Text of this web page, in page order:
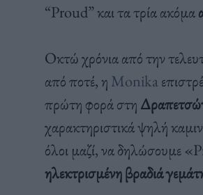
“Proud” και τα τρία ακόμα
Οκτώ χρόνια από την
από ποτέ, η Monika
πρώτη φορά στη
χαρακτηριστικά ψηλή
όλοι μαζί, να δηλώσουμε
ηλεκτρισμένη βραδιά